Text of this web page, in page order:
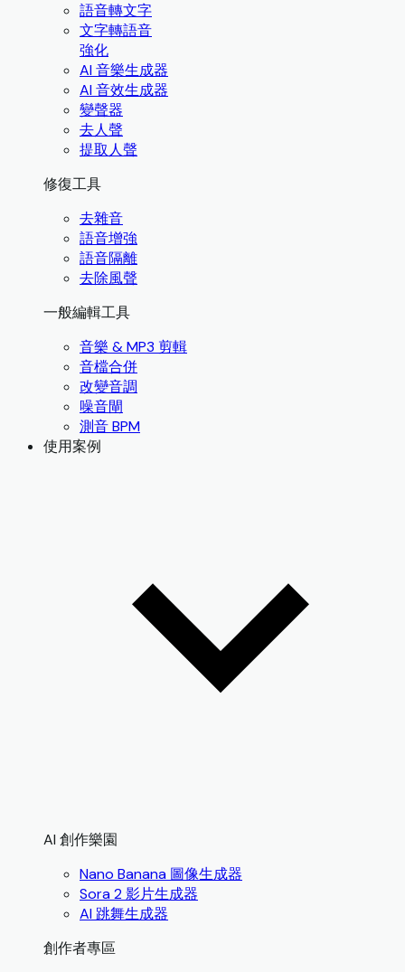
語音轉文字
文字轉語音
強化
AI 音樂生成器
AI 音效生成器
變聲器
去人聲
提取人聲
修復工具
去雜音
語音增強
語音隔離
去除風聲
一般編輯工具
音樂 & MP3 剪輯
音檔合併
改變音調
噪音閘
測音 BPM
使用案例
AI 創作樂園
Nano Banana 圖像生成器
Sora 2 影片生成器
AI 跳舞生成器
創作者專區